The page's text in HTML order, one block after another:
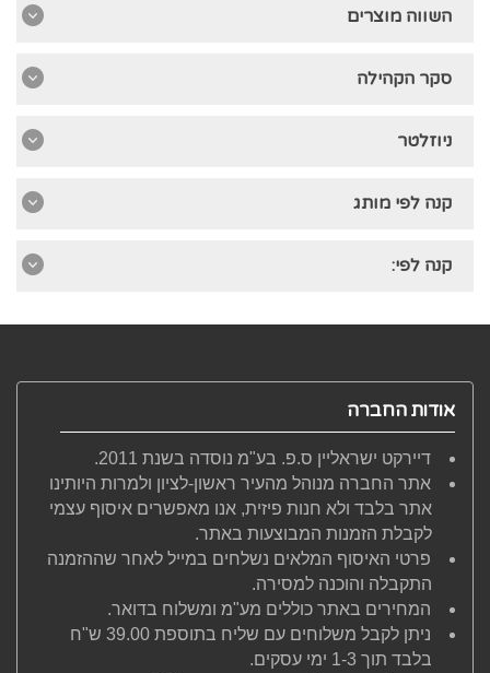
השווה מוצרים
סקר הקהילה
ניוזלטר
קנה לפי מותג
קנה לפי:
אודות החברה
דיירקט ישראליין ס.פ. בע"מ נוסדה בשנת 2011.
אתר החברה מנוהל מהעיר ראשון-לציון ולמרות היותינו
אתר בלבד ולא חנות פיזית, אנו מאפשרים איסוף עצמי
לקבלת הזמנות המבוצעות באתר.
פרטי האיסוף המלאים נשלחים במייל לאחר שההזמנה
התקבלה והוכנה למסירה.
המחירים באתר כוללים מע"מ ומשלוח בדואר.
ניתן לקבל משלוחים עם שליח בתוספת 39.00 ש"ח
בלבד תוך 1-3 ימי עסקים.